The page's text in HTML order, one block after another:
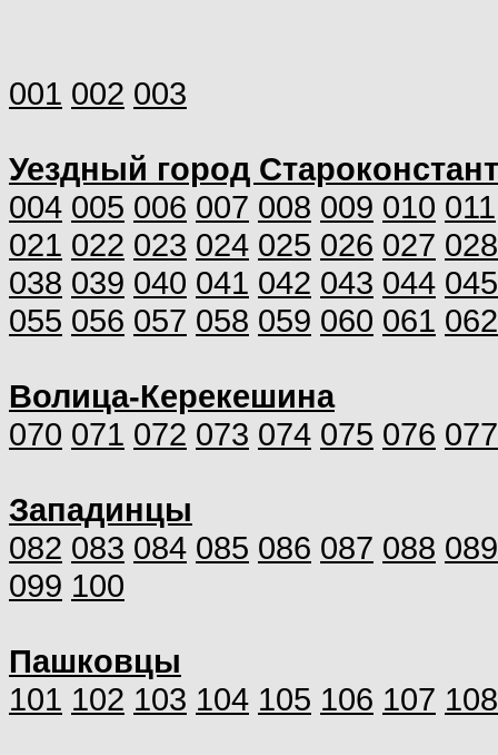
001 002 003
Уездный город
004 005 006 007 008 009 010 011
021 022 023 024 025 026 027 028
038 039 040 041 042 043 044 045
055 056 057 058 059 060 061 062
Волица-Керекешина
070 071 072 073 074 075 076 077
Западинцы
082 083 084 085 086 087 088 089
099 100
Пашковцы
101 102 103 104 105 106 107 108